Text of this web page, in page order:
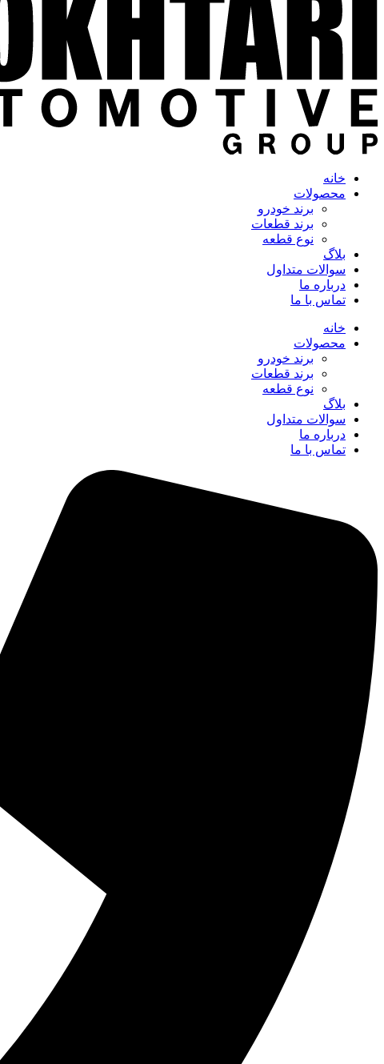
خانه
محصولات
برند خودرو
برند قطعات
نوع قطعه
بلاگ
سوالات متداول
درباره ما
تماس با ما
خانه
محصولات
برند خودرو
برند قطعات
نوع قطعه
بلاگ
سوالات متداول
درباره ما
تماس با ما